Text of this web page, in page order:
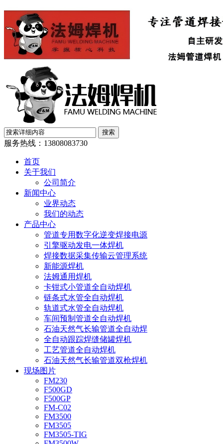
服务热线： 13808083730
首页
关于我们
公司简介
新闻中心
业界动态
我们的动态
产品中心
管道专用数字化逆变焊接电源
引擎驱动发电一体焊机
焊接数据采集传输云管理系统
新能源焊机
法姆通用焊机
卡钳式小管道全自动焊机
链条式水管全自动焊机
轨道式水管全自动焊机
车间预制管道全自动焊机
石油天然气长输管道全自动焊
全自动跟踪焊缝储罐焊机
工艺管道全自动焊机
石油天然气长输管道双枪焊机
现场图片
FM230
F500GD
F500GP
FM-C02
FM3500
FM3505
FM3505-TIG